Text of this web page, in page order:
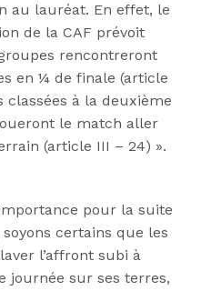
au lauréat. En effet, le
de la CAF prévoit
rencontreront
en ¼ de finale (article
classées à la deuxième
le match aller
(article III – 24) ».
pour la suite
certains que les
l’affront subi à
journée sur ses terres,